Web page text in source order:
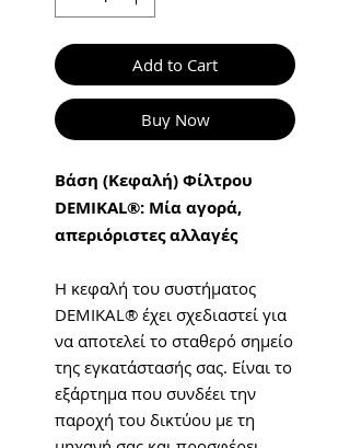
Add to Cart
Buy Now
Βάση (Κεφαλή) Φίλτρου
DEMIKAL®: Μία αγορά,
απεριόριστες αλλαγές
Η κεφαλή του συστήματος
DEMIKAL® έχει σχεδιαστεί για
να αποτελεί το σταθερό σημείο
της εγκατάστασής σας. Είναι το
εξάρτημα που συνδέει την
παροχή του δικτύου με τη